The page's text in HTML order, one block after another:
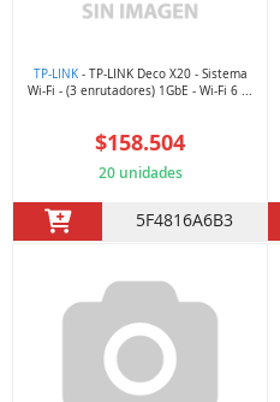
TP-LINK- TP-LINK Deco X20 - Sistema
Wi-Fi - (3 enrutadores) 1GbE - Wi-Fi 6 ...
$158.504
20 unidades
5F4816A6B3